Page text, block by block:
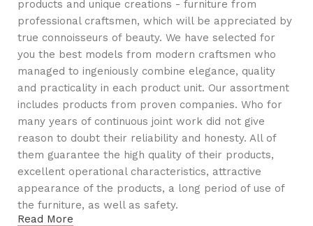
products and unique creations - furniture from
professional craftsmen, which will be appreciated by
true connoisseurs of beauty. We have selected for
you the best models from modern craftsmen who
managed to ingeniously combine elegance, quality
and practicality in each product unit. Our assortment
includes products from proven companies. Who for
many years of continuous joint work did not give
reason to doubt their reliability and honesty. All of
them guarantee the high quality of their products,
excellent operational characteristics, attractive
appearance of the products, a long period of use of
the furniture, as well as safety.
Read More